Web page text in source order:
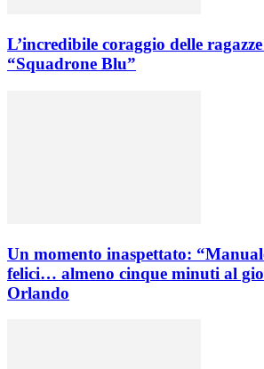
L’incredibile coraggio delle
“Squadrone Blu”
Un momento inaspettato:
felici… almeno cinque minuti al
Orlando